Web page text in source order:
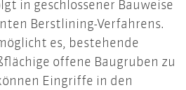
in geschlossener Bauweise
Berstlining-Verfahrens.
es, bestehende
offene Baugruben zu
Eingriffe in den